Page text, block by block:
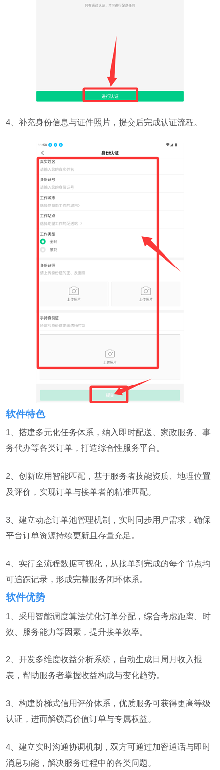
4、补充身份信息与证件照片，提交后完成认证流程。
软件特色
1、搭建多元化任务体系，纳入即时配送、家政服务、事
务代办等各类订单，打造综合性服务平台。
2、创新应用智能匹配，基于服务者技能资质、地理位置
及评价，实现订单与接单者的精准匹配。
3、建立动态订单池管理机制，实时同步用户需求，确保
平台订单资源持续更新且存量充足。
4、实行全流程数据可视化，从接单到完成的每个节点均
可追踪记录，形成完整服务闭环体系。
软件优势
1、采用智能调度算法优化订单分配，综合考虑距离、时
效、服务能力等因素，提升接单效率。
2、开发多维度收益分析系统，自动生成日周月收入报
表，帮助服务者掌握收益构成与变化趋势。
3、构建阶梯式信用评价体系，优质服务可获得更高等级
认证，进而解锁高价值订单与专属权益。
4、建立实时沟通协调机制，双方可通过加密通话与即时
消息功能，解决服务过程中的各类问题。